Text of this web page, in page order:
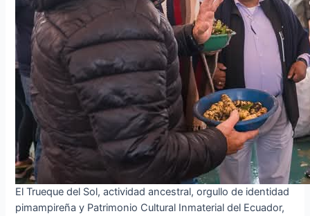
El Trueque del Sol, actividad ancestral, orgullo de identidad
pimampireña y Patrimonio Cultural Inmaterial del Ecuador,